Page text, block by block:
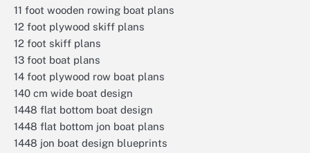
11 foot wooden rowing boat plans
12 foot plywood skiff plans
12 foot skiff plans
13 foot boat plans
14 foot plywood row boat plans
140 cm wide boat design
1448 flat bottom boat design
1448 flat bottom jon boat plans
1448 jon boat design blueprints